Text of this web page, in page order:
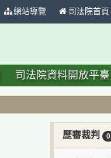
網站導覽 司法院首頁
司法院資料開放平臺
歷審裁判 0